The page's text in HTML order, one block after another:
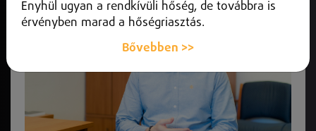
Enyhül ugyan a rendkívüli hőség, de továbbra is
érvényben marad a hőségriasztás.
Bővebben >>